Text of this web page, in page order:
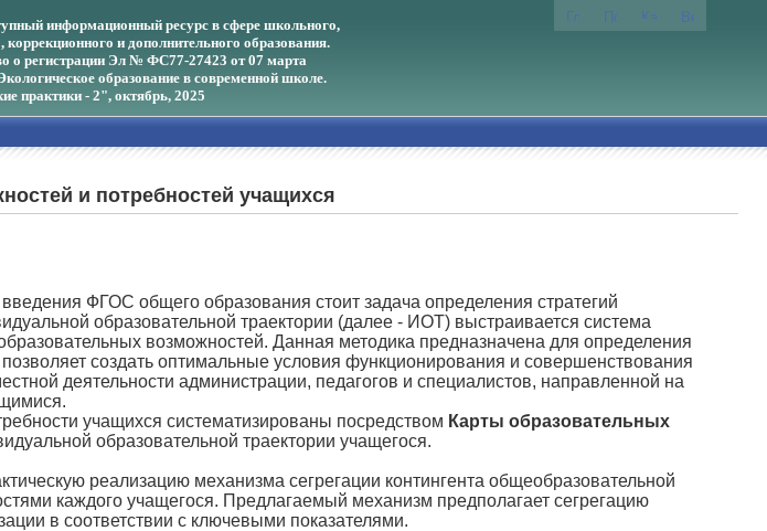
информационный ресурс в сфере школьного,
и дополнительного образования.
о регистрации Эл № ФС77-27423 от 07 марта
образование в современной школе.
практики - 2", октябрь, 2025
и потребностей учащихся
ФГОС общего образования стоит задача определения стратегий
образовательной траектории (далее - ИОТ) выстраивается система
возможностей. Данная методика предназначена для определения
создать оптимальные условия функционирования и совершенствования
деятельности администрации, педагогов и специалистов, направленной на
учащихся систематизированы посредством Карты образовательных
образовательной траектории учащегося.
реализацию механизма сегрегации контингента общеобразовательной
каждого учащегося. Предлагаемый механизм предполагает сегрегацию
в соответствии с ключевыми показателями.